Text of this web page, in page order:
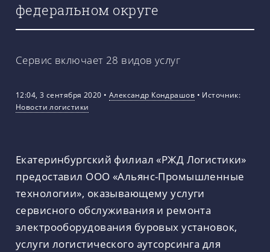
федеральном округе
Сервис включает 28 видов услуг
12:04, 3 сентября 2020 • Александр Кондрашов • Источник:
Новости логистики
Екатеринбургский филиал «РЖД Логистики»
предоставил ООО «Альянс-Промышленные
технологии», оказывающему услуги
сервисного обслуживания и ремонта
электрооборудования буровых установок,
услуги логистического аутсорсинга для